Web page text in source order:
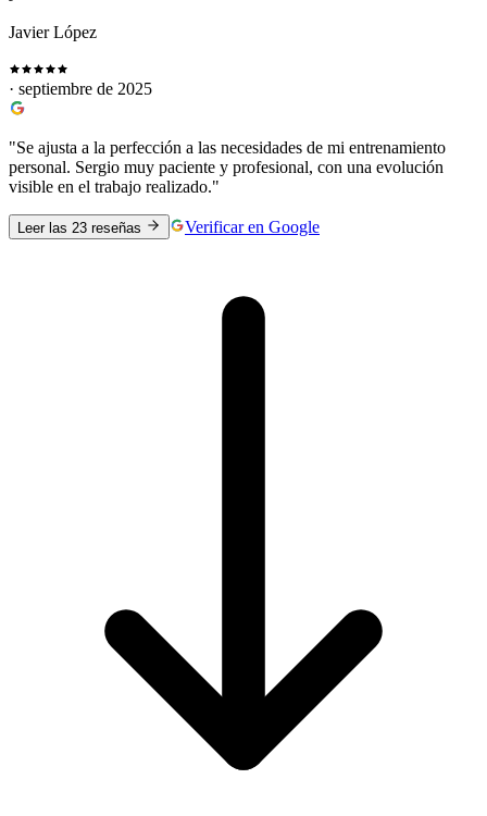
Javier López
· septiembre de 2025
"Se ajusta a la perfección a las necesidades de mi entrenamiento
personal. Sergio muy paciente y profesional, con una evolución
visible en el trabajo realizado."
Leer las 23 reseñas Verificar en Google